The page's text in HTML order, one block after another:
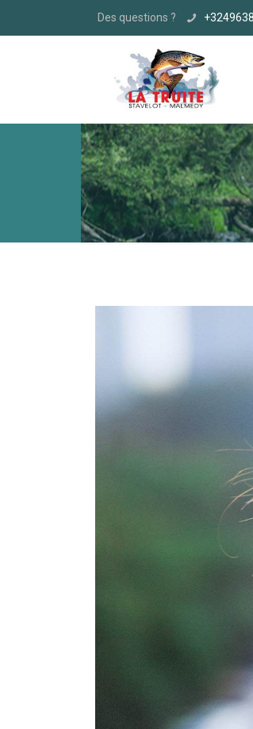
Des questions ?